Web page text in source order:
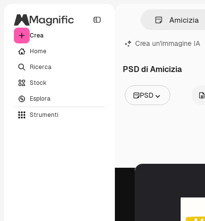
Crea
Home
Ricerca
Stock
Esplora
Strumenti
Crea un'immagine IA
PSD di Amicizia
PSD
Video